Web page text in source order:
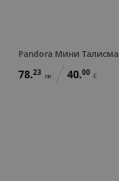
Pandora Мини
78.23 лв. 40.00 €